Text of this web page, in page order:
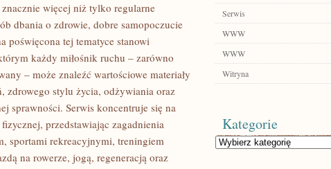
więcej niż tylko regularne
dbania o zdrowie, dobre samopoczucie
poświęcona tej tematyce stanowi
każdy miłośnik ruchu – zarówno
– może znaleźć wartościowe materiały
zdrowego stylu życia, odżywiania oraz
sprawności. Serwis koncentruje się na
przedstawiając zagadnienia
sportami rekreacyjnymi, treningiem
na rowerze, jogą, regeneracją oraz
Serwis
WWW
WWW
Witryna
Kategorie
Kategorie